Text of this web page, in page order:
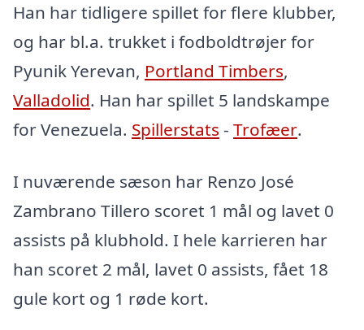
Han har tidligere spillet for flere klubber,
og har bl.a. trukket i fodboldtrøjer for
Pyunik Yerevan, Portland Timbers,
Valladolid. Han har spillet 5 landskampe
for Venezuela. Spillerstats - Trofæer.
I nuværende sæson har Renzo José
Zambrano Tillero scoret 1 mål og lavet 0
assists på klubhold. I hele karrieren har
han scoret 2 mål, lavet 0 assists, fået 18
gule kort og 1 røde kort.